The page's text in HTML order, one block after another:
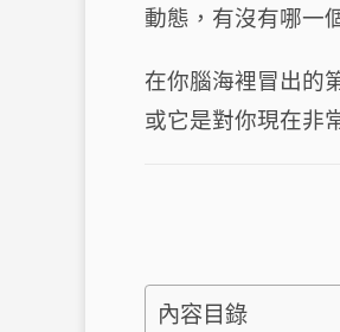
動態，有沒有哪一
在你腦海裡冒出的
或它是對你現在非
內容目錄